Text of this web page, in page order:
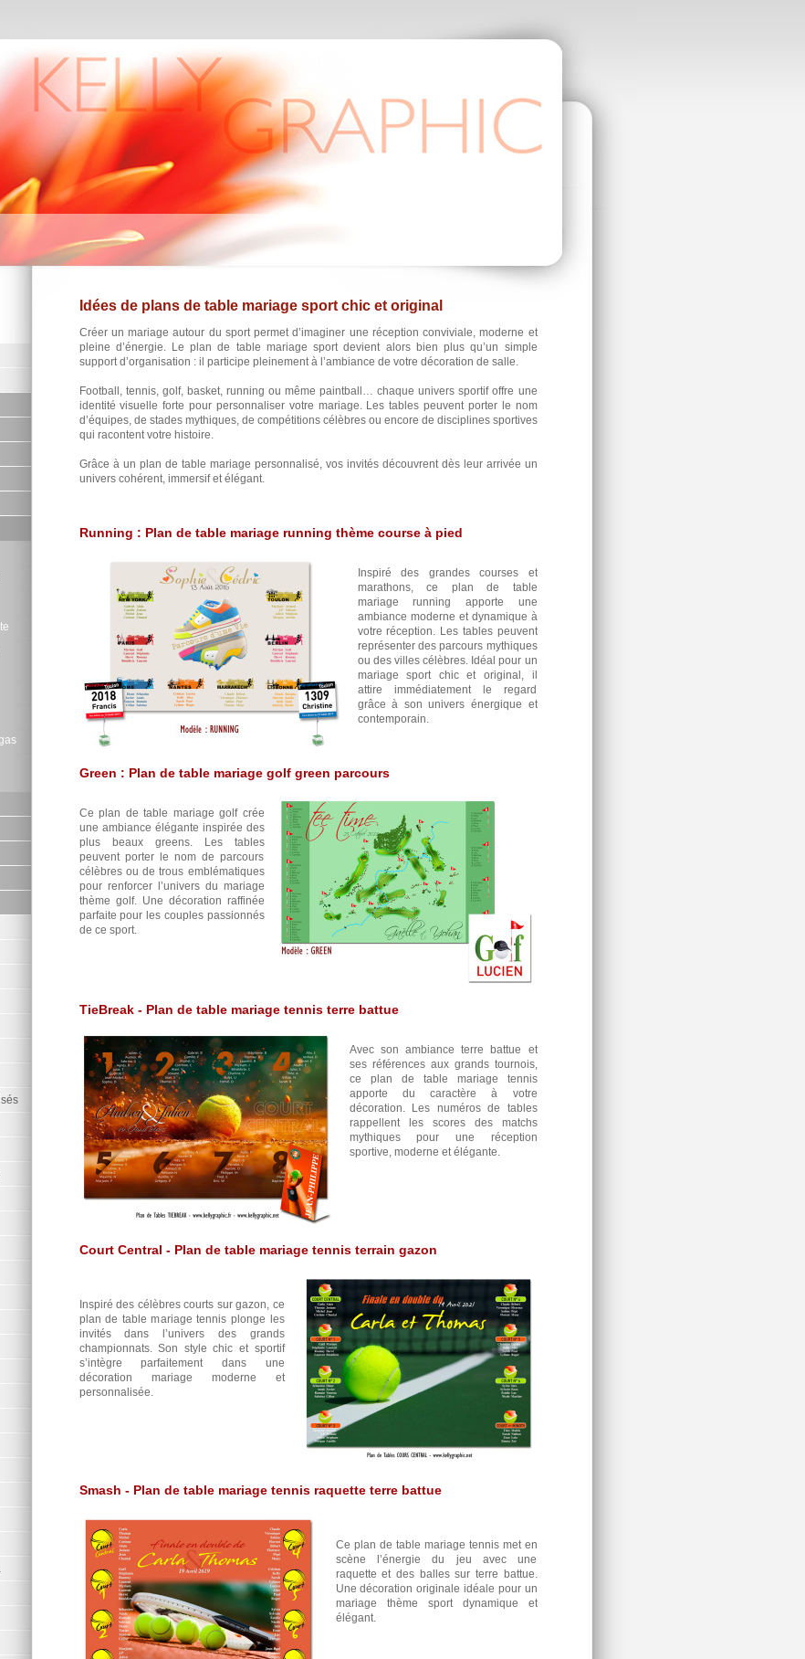
Idées de plans de table mariage sport chic et original
Créer un mariage autour du sport permet d’imaginer une réception conviviale, moderne et
pleine d’énergie. Le plan de table mariage sport devient alors bien plus qu’un simple
support d’organisation : il participe pleinement à l’ambiance de votre décoration de salle.
Football, tennis, golf, basket, running ou même paintball… chaque univers sportif offre une
identité visuelle forte pour personnaliser votre mariage. Les tables peuvent porter le nom
d’équipes, de stades mythiques, de compétitions célèbres ou encore de disciplines sportives
qui racontent votre histoire.
Grâce à un plan de table mariage personnalisé, vos invités découvrent dès leur arrivée un
univers cohérent, immersif et élégant.
Running : Plan de table mariage running thème course à pied
Inspiré des grandes courses et
marathons, ce plan de table
mariage running apporte une
ambiance moderne et dynamique à
votre réception. Les tables peuvent
représenter des parcours mythiques
ou des villes célèbres. Idéal pour un
mariage sport chic et original, il
attire immédiatement le regard
grâce à son univers énergique et
contemporain.
Green : Plan de table mariage golf green parcours
Ce plan de table mariage golf crée
une ambiance élégante inspirée des
plus beaux greens. Les tables
peuvent porter le nom de parcours
célèbres ou de trous emblématiques
pour renforcer l’univers du mariage
thème golf. Une décoration raffinée
parfaite pour les couples passionnés
de ce sport.
TieBreak - Plan de table mariage tennis terre battue
Avec son ambiance terre battue et
ses références aux grands tournois,
ce plan de table mariage tennis
apporte du caractère à votre
décoration. Les numéros de tables
rappellent les scores des matchs
mythiques pour une réception
sportive, moderne et élégante.
Court Central - Plan de table mariage tennis terrain gazon
Inspiré des célèbres courts sur gazon, ce
plan de table mariage tennis plonge les
invités dans l’univers des grands
championnats. Son style chic et sportif
s’intègre parfaitement dans une
décoration mariage moderne et
personnalisée.
Smash - Plan de table mariage tennis raquette terre battue
Ce plan de table mariage tennis met en
scène l’énergie du jeu avec une
raquette et des balles sur terre battue.
Une décoration originale idéale pour un
mariage thème sport dynamique et
élégant.